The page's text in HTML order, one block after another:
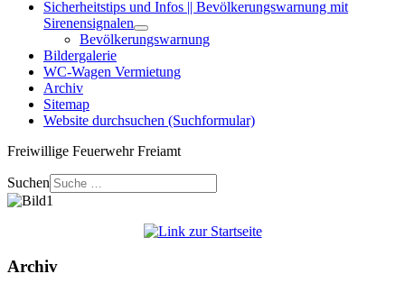
Sicherheitstips und Infos || Bevölkerungswarnung mit
Sirenensignalen
Bevölkerungswarnung
Bildergalerie
WC-Wagen Vermietung
Archiv
Sitemap
Website durchsuchen (Suchformular)
Freiwillige Feuerwehr Freiamt
Suchen
Archiv